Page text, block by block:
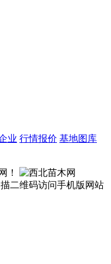
业 行情报价 基地图库
！
二维码访问手机版网站